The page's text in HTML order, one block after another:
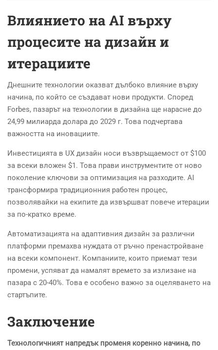
Влиянието на AI върху
процесите на дизайн и
итерациите
Днешните технологии оказват дълбоко влияние върху
начина, по който се създават нови продукти. Според
Forbes, пазарът на технологии в дизайна ще нарасне до
24,99 милиарда долара до 2029 г. Това подчертава
важността на иновациите.
Инвестицията в UX дизайн носи възвръщаемост от $100
за всеки вложен $1. Това прави инструментите от ново
поколение ключови за оптимизация на разходите. AI
трансформира традиционния работен процес,
позволявайки на екипите да извършват повече итерации
за по-кратко време.
Автоматизацията на адаптивния дизайн за различни
платформи премахва нуждата от ръчно пренастройване
на всеки компонент. Компаниите, които приемат тези
промени, успяват да намалят времето за излизане на
пазара с 20-40%. Това е особено важно за оцеляването на
стартъпите.
Заключение
Технологичният напредък променя коренно начина, по